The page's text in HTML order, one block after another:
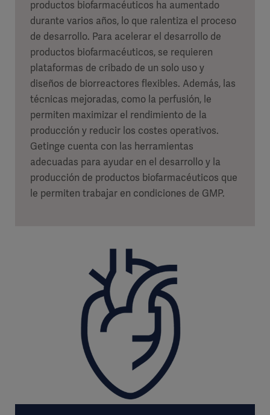
productos biofarmacéuticos ha aumentado
durante varios años, lo que ralentiza el proceso
de desarrollo. Para acelerar el desarrollo de
productos biofarmacéuticos, se requieren
plataformas de cribado de un solo uso y
diseños de biorreactores flexibles. Además, las
técnicas mejoradas, como la perfusión, le
permiten maximizar el rendimiento de la
producción y reducir los costes operativos.
Getinge cuenta con las herramientas
adecuadas para ayudar en el desarrollo y la
producción de productos biofarmacéuticos que
le permiten trabajar en condiciones de GMP.